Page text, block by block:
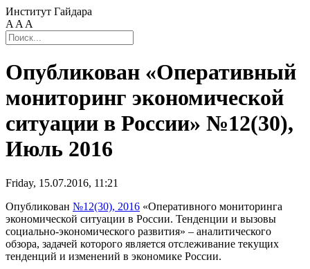
Институт Гайдара
A A A
Опубликован «Оперативный
мониторинг экономической
ситуации в России» №12(30),
Июль 2016
Friday, 15.07.2016, 11:21
Опубликован №12(30), 2016 «Оперативного мониторинга
экономической ситуации в России. Тенденции и вызовы
социально-экономического развития» – аналитического
обзора, задачей которого является отслеживание текущих
тенденций и изменений в экономике России.